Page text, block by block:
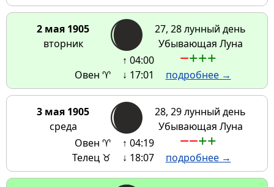
2 мая 1905
вторник
27, 28 лунный день
Убывающая Луна
Овен ♈
↑ 04:00
↓ 17:01
−+++
подробнее →
3 мая 1905
среда
28, 29 лунный день
Убывающая Луна
Овен ♈
Телец ♉
↑ 04:19
↓ 18:07
−−++
подробнее →